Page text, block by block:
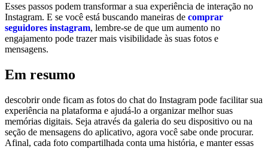
Esses passos podem ⁤transformar a sua experiência de ⁢interação ⁢no
‍Instagram. E ⁢se você está buscando maneiras‌ de comprar
seguidores instagram, ‌lembre-se de que um aumento no
engajamento​ pode trazer mais⁣ visibilidade ​às suas fotos e
mensagens.
Em ​resumo
descobrir onde ficam as fotos⁣ do chat do⁤ Instagram pode facilitar sua
experiência na plataforma e ajudá-lo a organizar melhor suas
memórias⁢ digitais. Seja ​através da galeria do seu ​dispositivo ou na
seção de​ mensagens ​do aplicativo,​ agora​ você⁤ sabe ⁤onde procurar.​
Afinal, cada foto compartilhada conta⁤ uma⁤ história, e manter essas⁣